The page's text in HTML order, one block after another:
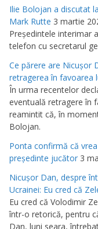
Ilie Bolojan a discutat
Mark Rutte 3 martie
Preşedintele interimar
telefon cu secretarul
Ce părere are Nicuşor
retragerea în favoarea
În urma recentelor
eventuală retragere în
reamintit că, în
Bolojan.
Ponta confirmă că
preşedinte jucător 3
Nicuşor Dan, despre
Ucrainei: Eu cred că
Eu cred că Volodimir
într-o retorică, pentru
Dan, luni seara,